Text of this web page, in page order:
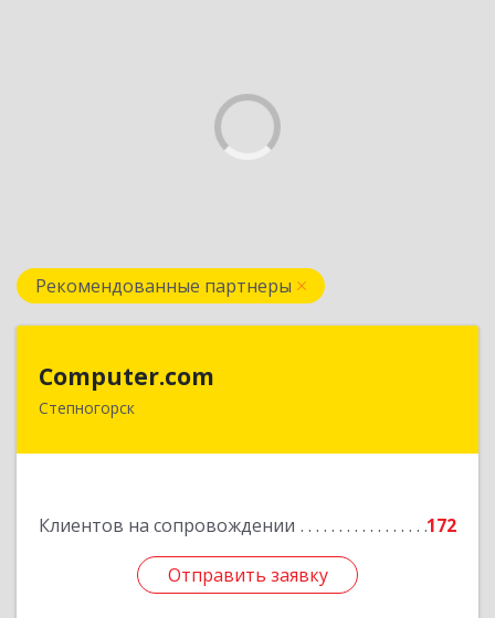
Рекомендованные партнеры
Computer.com
Степногорск
Клиентов на сопровождении 172
Отправить заявку
021500, Республика Казахстан, Акмолинская,
Отправить заявку